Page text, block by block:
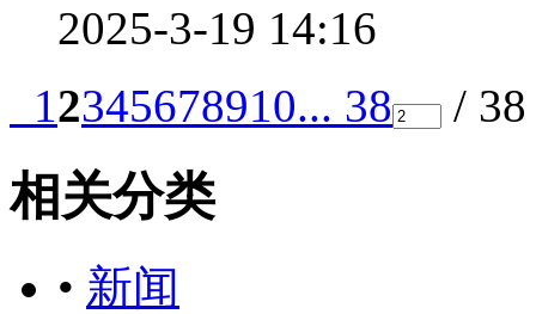
2025-3-19 14:16
12345678910... 38 /
相关分类
• 新闻